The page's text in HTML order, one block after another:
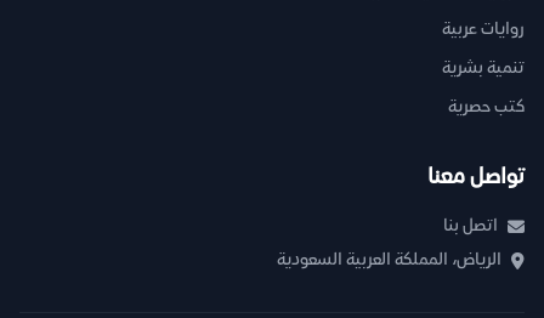
روايات عربية
تنمية بشرية
كتب حصرية
تواصل معنا
اتصل بنا
الرياض، المملكة العربية السعودية